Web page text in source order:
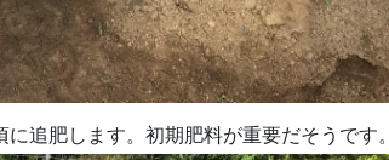
追肥します。初期肥料が重要だそうです。